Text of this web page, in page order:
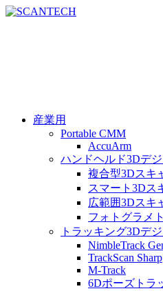
産業用
Portable CMM
AccuArm
ハンドヘルド3Dデ
複合型3Dスキ
スマート3Dス
広範囲3Dスキ
フォトグラメ
トラッキング3Dデ
NimbleTrack
TrackScan Sharp
M-Track
6Dポーズトラ